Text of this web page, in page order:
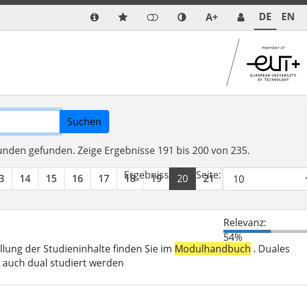
A+ DE EN
Suchen
gefunden. Zeige Ergebnisse 191 bis 200 von 235.
14 15 16 17 18 19 20 21 22
Ergebnisse pro Seite:
Relevanz:
54%
der Studieninhalte finden Sie im Modulhandbuch . Duales
dual studiert werden